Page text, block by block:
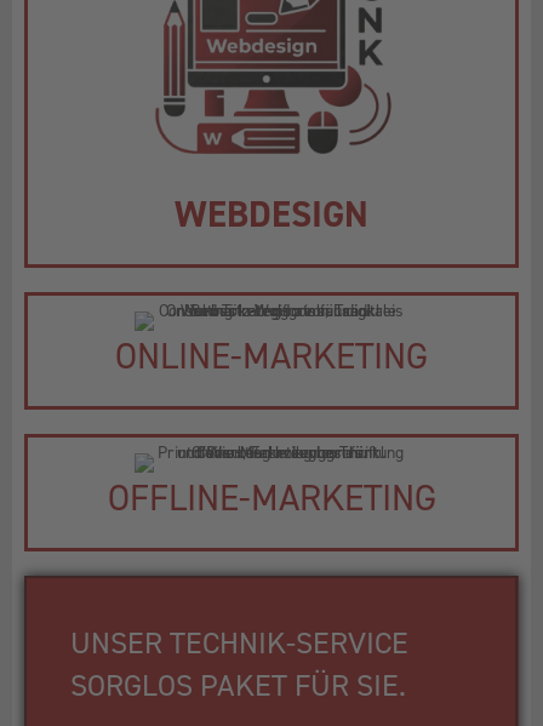
WEBDESIGN
ONLINE-MARKETING
OFFLINE-MARKETING
UNSER TECHNIK-SERVICE
SORGLOS PAKET FÜR SIE.